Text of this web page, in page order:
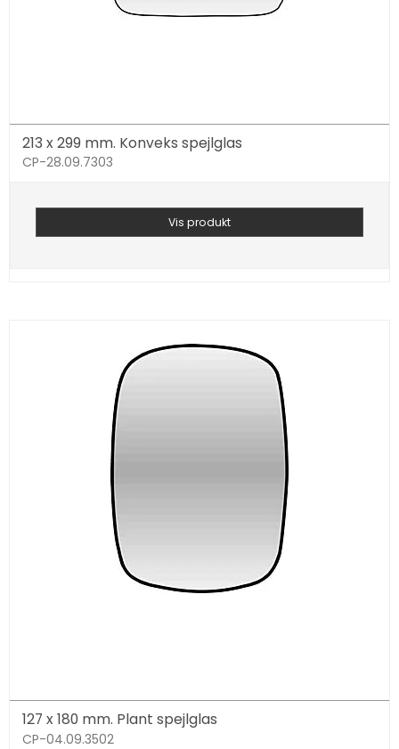
213 x 299 mm. Konveks spejlglas
CP-28.09.7303
Vis produkt
127 x 180 mm. Plant spejlglas
CP-04.09.3502